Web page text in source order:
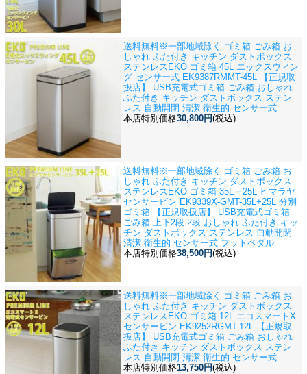
送料無料※一部地域除く ゴミ箱 ごみ箱 お
しゃれ ふた付き キッチン ダストボックス
ステンレス EKO ゴミ箱 45L エックスウィン
グ センサー式 EK9387RMMT-45L 【正規取
扱店】 USB充電式ゴミ箱 ごみ箱 おしゃれ
ふた付き キッチン ダストボックス ステン
レス 自動開閉 清潔 衛生的 センサー式
本店特別価格30,800円(税込)
送料無料※一部地域除く ゴミ箱 ごみ箱 お
しゃれ ふた付き キッチン ダストボックス
ステンレス EKO ゴミ箱 35L＋25L ヒマラヤ
センサービン EK9339X-GMT-35L+25L 分別
ゴミ箱 【正規取扱店】 USB充電式ゴミ箱
ごみ箱 上下2段 2段 おしゃれ ふた付き キッ
チン ダストボックス ステンレス 自動開閉
清潔 衛生的 センサー式 フットペダル
本店特別価格38,500円(税込)
送料無料※一部地域除く ゴミ箱 ごみ箱 お
しゃれ ふた付き キッチン ダストボックス
ステンレス EKO ゴミ箱 12L エコスマートX
センサービン EK9252RGMT-12L 【正規取
扱店】 USB充電式ゴミ箱 ごみ箱 おしゃれ
ふた付き キッチン ダストボックス ステン
レス 自動開閉 清潔 衛生的 センサー式
本店特別価格13,750円(税込)